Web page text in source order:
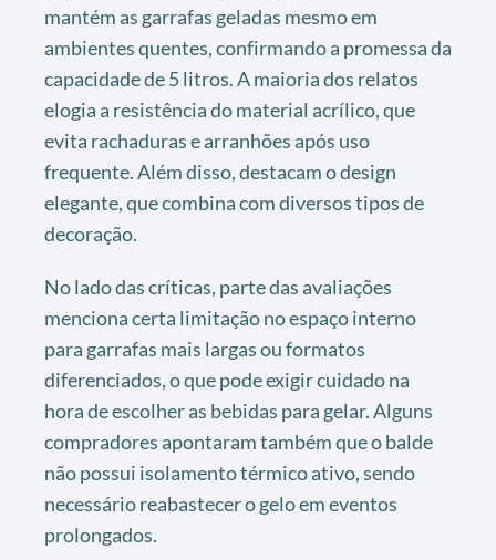
mantém as garrafas geladas mesmo em
ambientes quentes, confirmando a promessa da
capacidade de 5 litros. A maioria dos relatos
elogia a resistência do material acrílico, que
evita rachaduras e arranhões após uso
frequente. Além disso, destacam o design
elegante, que combina com diversos tipos de
decoração.
No lado das críticas, parte das avaliações
menciona certa limitação no espaço interno
para garrafas mais largas ou formatos
diferenciados, o que pode exigir cuidado na
hora de escolher as bebidas para gelar. Alguns
compradores apontaram também que o balde
não possui isolamento térmico ativo, sendo
necessário reabastecer o gelo em eventos
prolongados.